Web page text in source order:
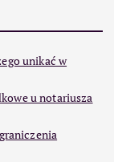
unikać w
u notariusza